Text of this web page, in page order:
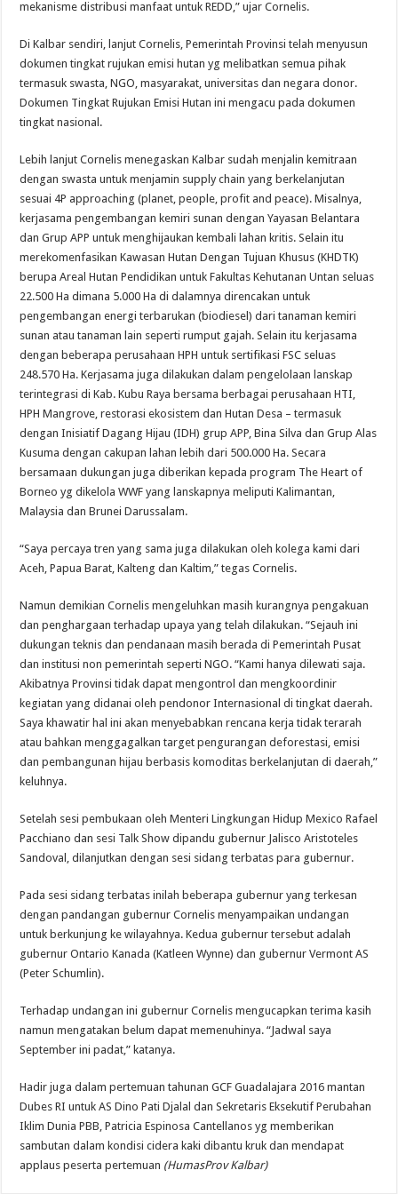
mekanisme distribusi manfaat untuk REDD,” ujar Cornelis.
Di Kalbar sendiri, lanjut Cornelis, Pemerintah Provinsi telah menyusun
dokumen tingkat rujukan emisi hutan yg melibatkan semua pihak
termasuk swasta, NGO, masyarakat, universitas dan negara donor.
Dokumen Tingkat Rujukan Emisi Hutan ini mengacu pada dokumen
tingkat nasional.
Lebih lanjut Cornelis menegaskan Kalbar sudah menjalin kemitraan
dengan swasta untuk menjamin supply chain yang berkelanjutan
sesuai 4P approaching (planet, people, profit and peace). Misalnya,
kerjasama pengembangan kemiri sunan dengan Yayasan Belantara
dan Grup APP untuk menghijaukan kembali lahan kritis. Selain itu
merekomenfasikan Kawasan Hutan Dengan Tujuan Khusus (KHDTK)
berupa Areal Hutan Pendidikan untuk Fakultas Kehutanan Untan seluas
22.500 Ha dimana 5.000 Ha di dalamnya direncakan untuk
pengembangan energi terbarukan (biodiesel) dari tanaman kemiri
sunan atau tanaman lain seperti rumput gajah. Selain itu kerjasama
dengan beberapa perusahaan HPH untuk sertifikasi FSC seluas
248.570 Ha. Kerjasama juga dilakukan dalam pengelolaan lanskap
terintegrasi di Kab. Kubu Raya bersama berbagai perusahaan HTI,
HPH Mangrove, restorasi ekosistem dan Hutan Desa – termasuk
dengan Inisiatif Dagang Hijau (IDH) grup APP, Bina Silva dan Grup Alas
Kusuma dengan cakupan lahan lebih dari 500.000 Ha. Secara
bersamaan dukungan juga diberikan kepada program The Heart of
Borneo yg dikelola WWF yang lanskapnya meliputi Kalimantan,
Malaysia dan Brunei Darussalam.
“Saya percaya tren yang sama juga dilakukan oleh kolega kami dari
Aceh, Papua Barat, Kalteng dan Kaltim,” tegas Cornelis.
Namun demikian Cornelis mengeluhkan masih kurangnya pengakuan
dan penghargaan terhadap upaya yang telah dilakukan. “Sejauh ini
dukungan teknis dan pendanaan masih berada di Pemerintah Pusat
dan institusi non pemerintah seperti NGO. “Kami hanya dilewati saja.
Akibatnya Provinsi tidak dapat mengontrol dan mengkoordinir
kegiatan yang didanai oleh pendonor Internasional di tingkat daerah.
Saya khawatir hal ini akan menyebabkan rencana kerja tidak terarah
atau bahkan menggagalkan target pengurangan deforestasi, emisi
dan pembangunan hijau berbasis komoditas berkelanjutan di daerah,”
keluhnya.
Setelah sesi pembukaan oleh Menteri Lingkungan Hidup Mexico Rafael
Pacchiano dan sesi Talk Show dipandu gubernur Jalisco Aristoteles
Sandoval, dilanjutkan dengan sesi sidang terbatas para gubernur.
Pada sesi sidang terbatas inilah beberapa gubernur yang terkesan
dengan pandangan gubernur Cornelis menyampaikan undangan
untuk berkunjung ke wilayahnya. Kedua gubernur tersebut adalah
gubernur Ontario Kanada (Katleen Wynne) dan gubernur Vermont AS
(Peter Schumlin).
Terhadap undangan ini gubernur Cornelis mengucapkan terima kasih
namun mengatakan belum dapat memenuhinya. “Jadwal saya
September ini padat,” katanya.
Hadir juga dalam pertemuan tahunan GCF Guadalajara 2016 mantan
Dubes RI untuk AS Dino Pati Djalal dan Sekretaris Eksekutif Perubahan
Iklim Dunia PBB, Patricia Espinosa Cantellanos yg memberikan
sambutan dalam kondisi cidera kaki dibantu kruk dan mendapat
applaus peserta pertemuan (HumasProv Kalbar)